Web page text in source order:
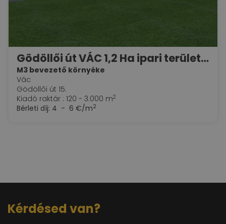
Gödöllői út VÁC 1,2 Ha ipari területen kb 3000 m2 raktár és iroda kiadó / eladó
M3 bevezető környéke
Vác
Gödöllői út 15.
Kiadó raktár : 120 - 3.000 m2
Bérleti díj: 4 - 6 €/m2
Kérdésed van?